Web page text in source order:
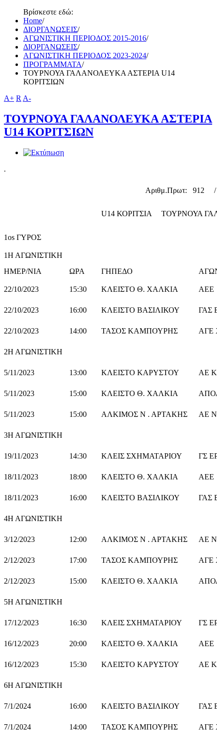
Βρίσκεστε εδώ:
Home/
ΔΙΟΡΓΑΝΩΣΕΙΣ/
ΑΓΩΝΙΣΤΙΚΗ ΠΕΡΙΟΔΟΣ 2015-2016/
ΔΙΟΡΓΑΝΩΣΕΙΣ/
ΑΓΩΝΙΣΤΙΚΗ ΠΕΡΙΟΔΟΣ 2023-2024/
ΠΡΟΓΡΑΜΜΑΤΑ/
ΤΟΥΡΝΟΥΑ ΓΑΛΑΝΟΛΕΥΚΑ ΑΣΤΕΡΙΑ U14
ΚΟΡΙΤΣΙΩΝ
A+ R A-
ΤΟΥΡΝΟΥΑ ΓΑΛΑΝΟΛΕΥΚΑ ΑΣΤΕΡΙΑ
U14 ΚΟΡΙΤΣΙΩΝ
.
Αριθμ.Πρωτ: 912 /
U14 ΚΟΡΙΤΣΙΑ ΤΟΥΡΝΟΥΑ
1os ΓΥΡΟΣ
1Η ΑΓΩΝΙΣΤΙΚΗ
ΗΜΕΡ/ΝΙΑ
ΩΡΑ ΓΗΠΕΔΟ
22/10/2023 15:30 ΚΛΕΙΣΤΟ Θ. ΧΑΛΚΙΑ ΑΕΕ
22/10/2023 16:00 ΚΛΕΙΣΤΟ ΒΑΣΙΛΙΚΟΥ ΓΑΣ
22/10/2023 14:00 ΤΑΣΟΣ ΚΑΜΠΟΥΡΗΣ ΑΓΕ
2Η ΑΓΩΝΙΣΤΙΚΗ
5/11/2023 13:00 ΚΛΕΙΣΤΟ ΚΑΡΥΣΤΟΥ ΑΕ
5/11/2023 15:00 ΚΛΕΙΣΤΟ Θ. ΧΑΛΚΙΑ
5/11/2023 15:00 ΑΛΚΙΜΟΣ Ν . ΑΡΤΑΚΗΣ ΑΕ
3Η ΑΓΩΝΙΣΤΙΚΗ
19/11/2023 14:30 ΚΛΕΙΣ ΣΧΗΜΑΤΑΡΙΟΥ
18/11/2023 18:00 ΚΛΕΙΣΤΟ Θ. ΧΑΛΚΙΑ ΑΕΕ
18/11/2023 16:00 ΚΛΕΙΣΤΟ ΒΑΣΙΛΙΚΟΥ ΓΑΣ
4Η ΑΓΩΝΙΣΤΙΚΗ
3/12/2023 12:00 ΑΛΚΙΜΟΣ Ν . ΑΡΤΑΚΗΣ ΑΕ
2/12/2023 17:00 ΤΑΣΟΣ ΚΑΜΠΟΥΡΗΣ ΑΓΕ
2/12/2023 15:00 ΚΛΕΙΣΤΟ Θ. ΧΑΛΚΙΑ
5Η ΑΓΩΝΙΣΤΙΚΗ
17/12/2023 16:30 ΚΛΕΙΣ ΣΧΗΜΑΤΑΡΙΟΥ
16/12/2023 20:00 ΚΛΕΙΣΤΟ Θ. ΧΑΛΚΙΑ ΑΕΕ
16/12/2023 15:30 ΚΛΕΙΣΤΟ ΚΑΡΥΣΤΟΥ ΑΕ
6Η ΑΓΩΝΙΣΤΙΚΗ
7/1/2024 16:00 ΚΛΕΙΣΤΟ ΒΑΣΙΛΙΚΟΥ ΓΑΣ
7/1/2024 14:00 ΤΑΣΟΣ ΚΑΜΠΟΥΡΗΣ ΑΓΕ